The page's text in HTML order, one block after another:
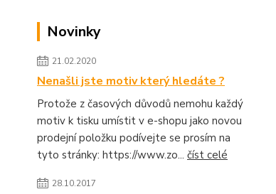
Novinky
21.02.2020
Nenašli jste motiv který hledáte ?
Protože z časových důvodů nemohu každý
motiv k tisku umístit v e-shopu jako novou
prodejní položku podívejte se prosím na
tyto stránky: https://www.zo... číst celé
28.10.2017